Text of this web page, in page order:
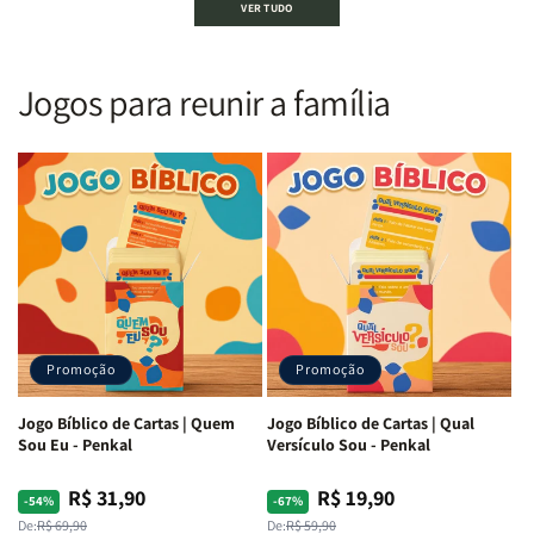
Almeida
Letra
Média
Full
Color
Brochura
Rei
Leão
Almeida
Letra
Média
&amp;
Full
Color
|
Brochura
|
Rei
Leão
PPM
|
|
Full
Color
Capa
Dura
Harpa
|
-
Cruz
Laranja
|
Full
Color
|
Capa
Dura
Harpa
|
-
Cruz
Laranja
VER TUDO
Jogos para reunir a família
Promoção
Jogo Bíblico de Cartas | Quem
Sou Eu - Penkal
-54%
Preço
De:R$ 69,90
PreçoR$ 31,90
Promoção
Jogo Bíblico de Cartas | Qual
Versículo Sou - Penkal
-67%
Preço
De:R$ 59,90
PreçoR$ 19,90